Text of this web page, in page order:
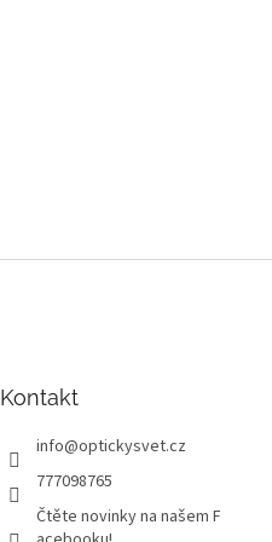
Kontakt
info@optickysvet.cz
777098765
Čtěte novinky na našem F